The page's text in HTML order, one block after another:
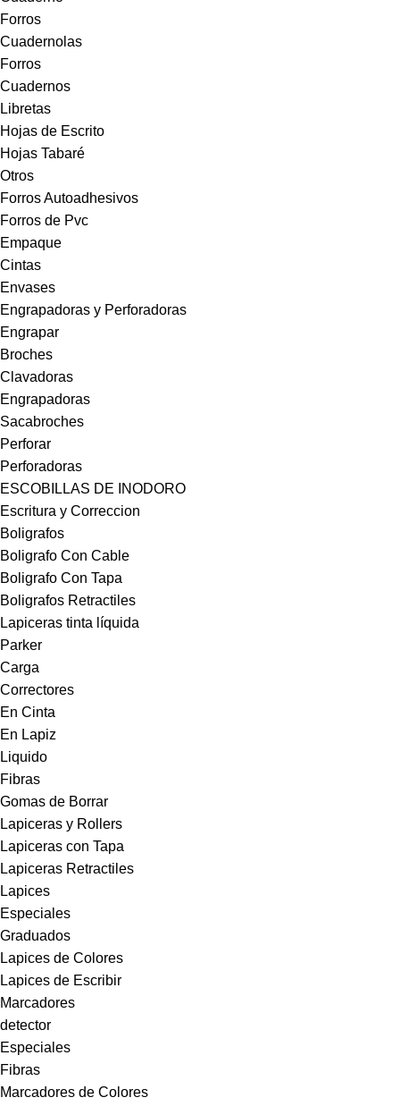
Forros
Cuadernolas
Forros
Cuadernos
Libretas
Hojas de Escrito
Hojas Tabaré
Otros
Forros Autoadhesivos
Forros de Pvc
Empaque
Cintas
Envases
Engrapadoras y Perforadoras
Engrapar
Broches
Clavadoras
Engrapadoras
Sacabroches
Perforar
Perforadoras
ESCOBILLAS DE INODORO
Escritura y Correccion
Boligrafos
Boligrafo Con Cable
Boligrafo Con Tapa
Boligrafos Retractiles
Lapiceras tinta líquida
Parker
Carga
Correctores
En Cinta
En Lapiz
Liquido
Fibras
Gomas de Borrar
Lapiceras y Rollers
Lapiceras con Tapa
Lapiceras Retractiles
Lapices
Especiales
Graduados
Lapices de Colores
Lapices de Escribir
Marcadores
detector
Especiales
Fibras
Marcadores de Colores